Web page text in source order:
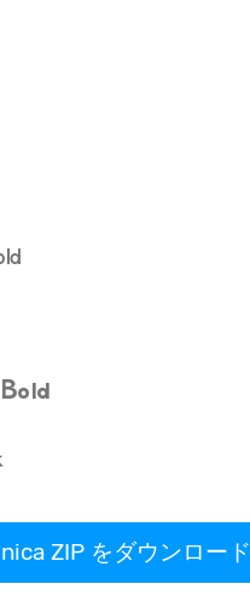
ZIP をダウンロード